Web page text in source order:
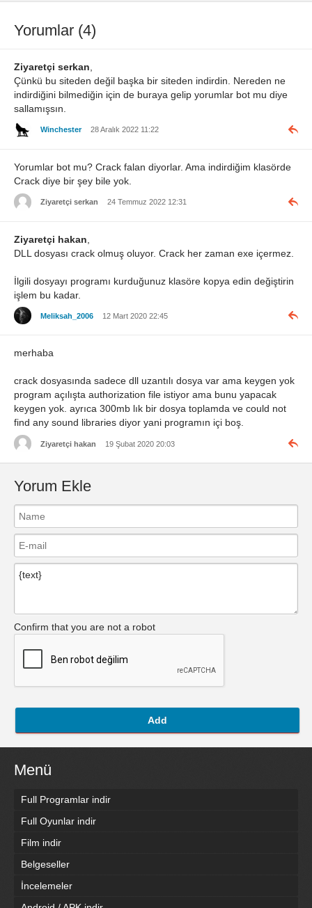
Yorumlar (4)
Ziyaretçi serkan
Çünkü bu siteden değil başka bir siteden indirdin. Nereden ne
indirdiğini bilmediğin için de buraya gelip yorumlar bot mu diye
sallamışsın.
Winchester 28 Aralık 2022 11:22
Yorumlar bot mu? Crack falan diyorlar. Ama indirdiğim klasörde
Crack diye bir şey bile yok.
Ziyaretçi serkan 24 Temmuz 2022 12:31
Ziyaretçi hakan
DLL dosyası crack olmuş oluyor. Crack her zaman exe içermez.
İlgili dosyayı programı kurduğunuz klasöre kopya edin değiştirin
işlem bu kadar.
Meliksah_2006 12 Mart 2020 22:45
merhaba
crack dosyasında sadece dll uzantılı dosya var ama keygen yok
program açılışta authorization file istiyor ama bunu yapacak
keygen yok. ayrıca 300mb lık bir dosya toplamda ve could not
find any sound libraries diyor yani programın içi boş.
Ziyaretçi hakan 19 Şubat 2020 20:03
Yorum Ekle
Confirm that you are not a robot
Add
Menü
Full Programlar indir
Full Oyunlar indir
Film indir
Belgeseller
İncelemeler